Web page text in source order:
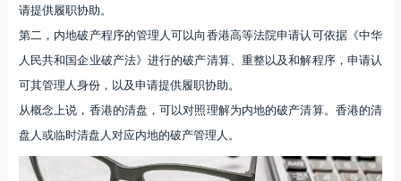
请提供履职协助。
第二，内地破产程序的管理人可以向香港高等法院申请认可依据《中华
人民共和国企业破产法》进行的破产清算、重整以及和解程序，申请认
可其管理人身份，以及申请提供履职协助。
从概念上说，香港的清盘，可以对照理解为内地的破产清算。香港的清
盘人或临时清盘人对应内地的破产管理人。